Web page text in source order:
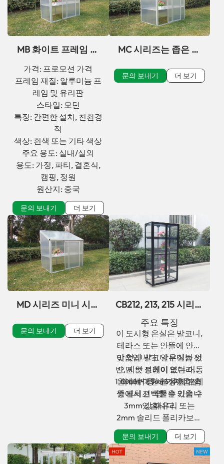
계절에 상관없이 허브, 묘
목, 소중한 식물들이 번성
할 수 있는 최적의 미기후
MB 화이트 프레임 유
리 미니 온실 (실내/실
외 사용 가능)
가격: 프로모션 가격
프레임 재질: 알루미늄 프
레임 및 유리판
스타일: 모던
특징: 간편한 설치, 친환경
적
색상: 흰색 또는 기타 색상
주요 용도: 실내/실외
용도: 가정, 파티, 결혼식,
캠핑, 정원
원산지: 중국
문의 보내기 더 보기
MC 시리즈는 좁은 공
니 도시형 온실입니다.
문의 보내기 더 보기
MD 시리즈 미니 시티
물 파종용)
문의 보내기 더 보기
CB212, 213, 215 시리즈
소형 공간용 도시형 온
실
주요 특징
이 도시형 온실은 발코니,
테라스 또는 안뜰에 안성
맞춤입니다. 알루미늄 선
반, 씨앗 트레이 또는 이동
식 바퀴 등 세 가지 옵션
중에서 선택할 수 있습니
다.
이 멋진 발코니 온실만 있
으면 큰 정원이 없더라도
원예에 대한 열정을 마음
껏 펼치고 식물을 키울 수
있습니다.
1.0mm~1.5mm 두께 프레
임
3mm 강화 유리 또는
2mm 솔리드 폴리카보네
이트 패널
문의 보내기 더 보기